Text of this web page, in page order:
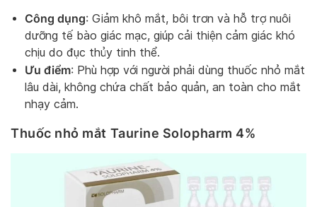
Công dụng: Giảm khô mắt, bôi trơn và hỗ trợ nuôi
dưỡng tế bào giác mạc, giúp cải thiện cảm giác khó
chịu do đục thủy tinh thể.
Ưu điểm: Phù hợp với người phải dùng thuốc nhỏ mắt
lâu dài, không chứa chất bảo quản, an toàn cho mắt
nhạy cảm.
Thuốc nhỏ mắt Taurine Solopharm 4%